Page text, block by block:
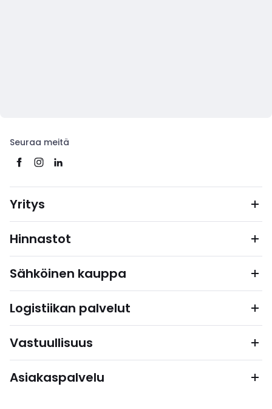
Seuraa meitä
Yritys
Hinnastot
Sähköinen kauppa
Logistiikan palvelut
Vastuullisuus
Asiakaspalvelu